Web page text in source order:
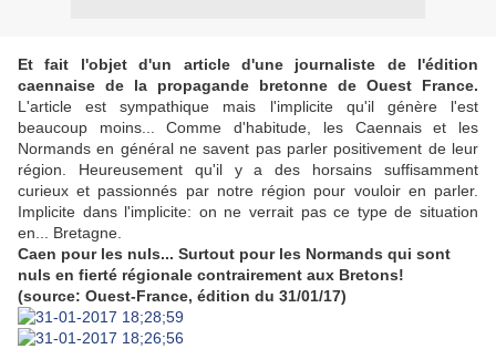
Et fait l'objet d'un article d'une journaliste de l'édition
caennaise de la propagande bretonne de Ouest France.
L'article est sympathique mais l'implicite qu'il génère l'est
beaucoup moins... Comme d'habitude, les Caennais et les
Normands en général ne savent pas parler positivement de leur
région. Heureusement qu'il y a des horsains suffisamment
curieux et passionnés par notre région pour vouloir en parler.
Implicite dans l'implicite: on ne verrait pas ce type de situation
en... Bretagne.
Caen pour les nuls... Surtout pour les Normands qui sont
nuls en fierté régionale contrairement aux Bretons!
(source: Ouest-France, édition du 31/01/17)